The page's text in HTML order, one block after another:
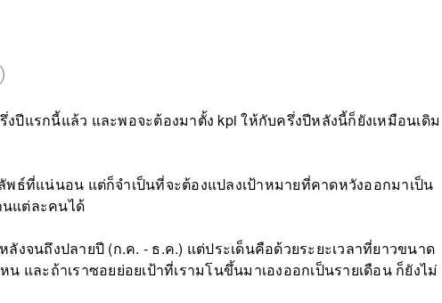
ปีแรกนี้แล้ว และพอจะต้องมาตั้ง kpi ให้กับครึ่งปีหลังนี้ก็ยังเหมือนเดิม
พธ์ที่แน่นอน แต่ก็จำเป็นที่จะต้องแปลงเป้าหมายที่คาดหวังออกมาเป็น
นแต่ละคนได้
งจนถึงปลายปี (ก.ค. - ธ.ค.) แต่ประเด็นคือด้วยระยะเวลาที่ยาวขนาด
น และถ้าเราซอยย่อยเป้าที่เรามโนขึ้นมาเองออกเป็นรายเดือน ก็ยังไม่